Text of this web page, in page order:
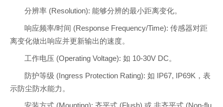
分辨率 (Resolution): 能够分辨的最小距离变化。
响应频率/时间 (Response Frequency/Time): 传感器对距
离变化做出响应并更新输出的速度。
工作电压 (Operating Voltage): 如 10-30V DC。
防护等级 (Ingress Protection Rating): 如 IP67, IP69K，表
示防尘防水能力。